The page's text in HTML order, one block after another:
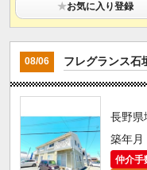
★お気に入り登録
08/06 フレグランス石
長野県
築年月
仲介手